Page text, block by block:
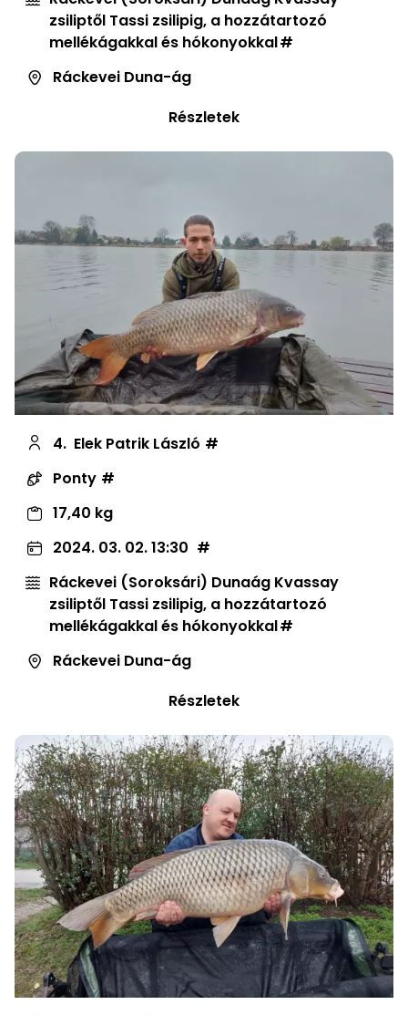
zsiliptől Tassi zsilipig, a hozzátartozó
mellékágakkal és hókonyokkal
Ráckevei Duna-ág
Részletek
4. Elek Patrik László
Ponty
17,40 kg
2024. 03. 02. 13:30
Ráckevei (Soroksári) Dunaág Kvassay
zsiliptől Tassi zsilipig, a hozzátartozó
mellékágakkal és hókonyokkal
Ráckevei Duna-ág
Részletek